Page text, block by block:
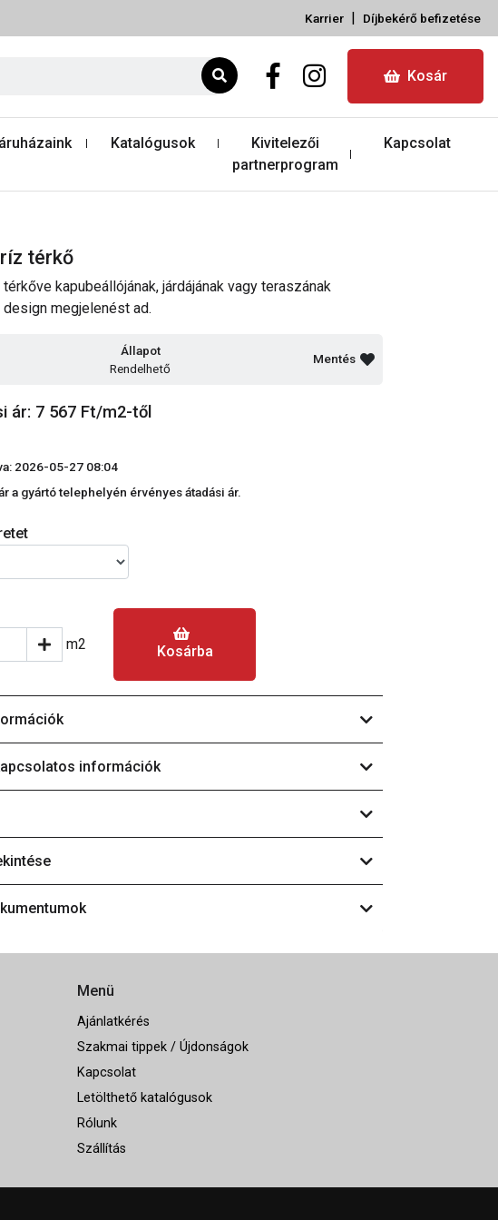
Karrier | Díjbekérő befizetése
Kosár
Katalógusok
Kivitelezői
partnerprogram
Kapcsolat
térkő
kapubeállójának, járdájának vagy teraszának
megjelenést ad.
Állapot
Rendelhető
Mentés
ár: 7 567 Ft/m2-től
2026-05-27 08:04
a gyártó telephelyén érvényes átadási ár.
m2 Kosárba
információk
Menü
Ajánlatkérés
Szakmai tippek / Újdonságok
Kapcsolat
Letölthető katalógusok
Rólunk
Szállítás